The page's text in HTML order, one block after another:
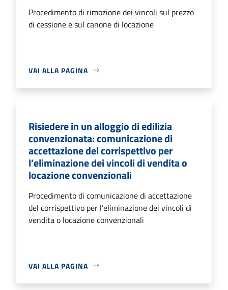
Procedimento di rimozione dei vincoli sul prezzo
di cessione e sul canone di locazione
VAI ALLA PAGINA
Risiedere in un alloggio di edilizia
convenzionata: comunicazione di
accettazione del corrispettivo per
l’eliminazione dei vincoli di vendita o
locazione convenzionali
Procedimento di comunicazione di accettazione
del corrispettivo per l’eliminazione dei vincoli di
vendita o locazione convenzionali
VAI ALLA PAGINA